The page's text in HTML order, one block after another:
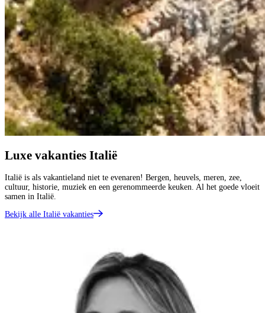
Luxe vakanties Italië
Italië is als vakantieland niet te evenaren! Bergen, heuvels, meren, zee,
cultuur, historie, muziek en een gerenommeerde keuken. Al het goede vloeit
samen in Italië.
Bekijk alle Italië vakanties